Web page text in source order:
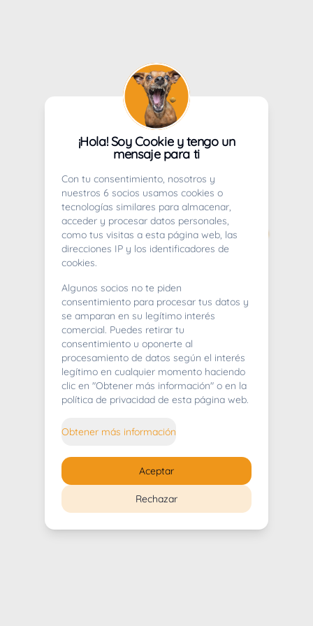
404
Whoops! Lo sentimos mucho.
¡Hola! Soy Cookie y tengo un
mensaje para ti
Con tu consentimiento, nosotros y
nuestros 6 socios usamos cookies o
tecnologías similares para almacenar,
acceder y procesar datos personales,
como tus visitas a esta página web, las
direcciones IP y los identificadores de
cookies.
Algunos socios no te piden
consentimiento para procesar tus datos y
se amparan en su legítimo interés
comercial. Puedes retirar tu
consentimiento u oponerte al
procesamiento de datos según el interés
legítimo en cualquier momento haciendo
clic en "Obtener más información" o en la
política de privacidad de esta página web.
Obtener más información
Rechazar
Aceptar